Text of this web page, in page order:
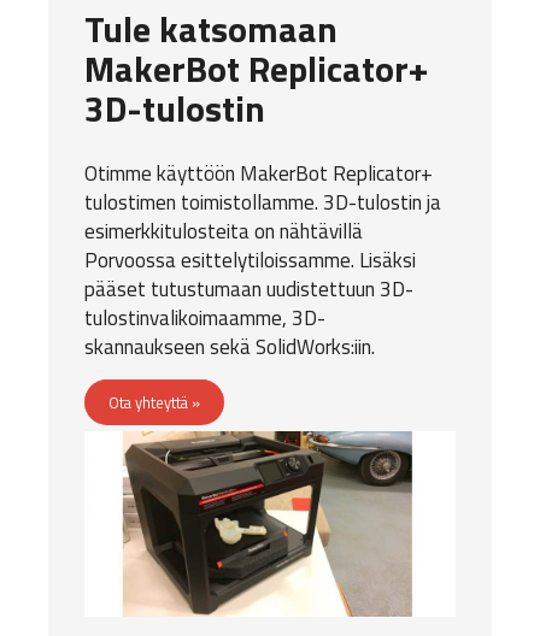
Tule katsomaan
MakerBot Replicator+
3D-tulostin
Otimme käyttöön MakerBot Replicator+
tulostimen toimistollamme. 3D-tulostin ja
esimerkkitulosteita on nähtävillä
Porvoossa esittelytiloissamme. Lisäksi
pääset tutustumaan uudistettuun 3D-
tulostinvalikoimaamme, 3D-
skannaukseensekäSolidWorks:iin.
Ota yhteyttä »